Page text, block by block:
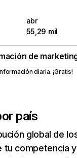
abr
55,29 mil
de
diaria. ¡Gratis!
país
global de
tu competencia y